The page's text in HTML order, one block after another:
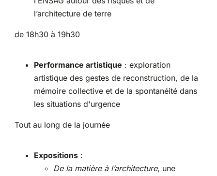
l’architecture de terre
de 18h30 à 19h30
Performance artistique : exploration
artistique des gestes de reconstruction, de la
mémoire collective et de la spontanéité dans
les situations d'urgence
Tout au long de la journée
Expositions:
De la matière à l’architecture, une